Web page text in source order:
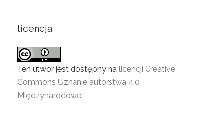
licencja
Ten utwór jest dostępny na licencji Creative
Commons Uznanie autorstwa 4.0
Międzynarodowe.